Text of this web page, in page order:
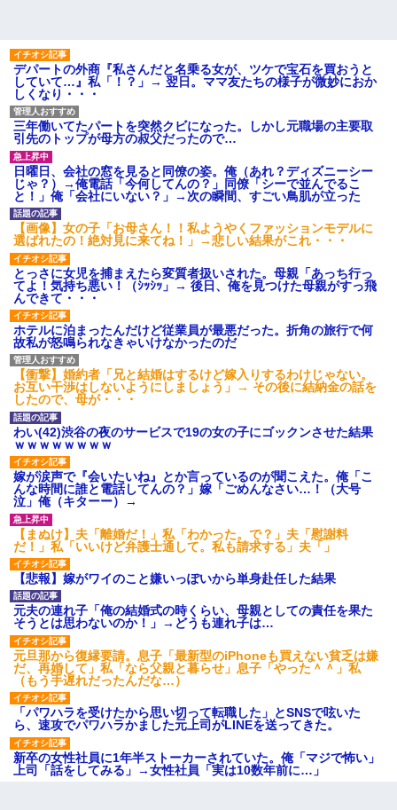
デパートの外商『私さんだと名乗る女が、ツケで宝石を買おうと
していて…』私「！？」→ 翌日。ママ友たちの様子が微妙におか
しくなり・・・
三年働いてたパートを突然クビになった。しかし元職場の主要取
引先のトップが母方の叔父だったので…
日曜日、会社の窓を見ると同僚の姿。俺（あれ？ディズニーシー
じゃ？）→俺電話「今何してんの？」同僚「シーで並んでるこ
と！」俺「会社にいない？」→次の瞬間、すごい鳥肌が立った
【画像】女の子「お母さん！！私ようやくファッションモデルに
選ばれたの！絶対見に来てね！」→悲しい結果がこれ・・・
とっさに女児を捕まえたら変質者扱いされた。母親「あっち行っ
てよ！気持ち悪い！（ｼｯｼｯ」→ 後日、俺を見つけた母親がすっ飛
んできて・・・
ホテルに泊まったんだけど従業員が最悪だった。折角の旅行で何
故私が怒鳴られなきゃいけなかったのだ
【衝撃】婚約者「兄と結婚はするけど嫁入りするわけじゃない。
お互い干渉はしないようにしましょう」→ その後に結納金の話を
したので、母が・・・
わい(42)渋谷の夜のサービスで19の女の子にゴックンさせた結果
ｗｗｗｗｗｗｗｗ
嫁が涙声で『会いたいね』とか言っているのが聞こえた。俺「こ
んな時間に誰と電話してんの？」嫁「ごめんなさい…！（大号
泣」俺（キターー）→
【まぬけ】夫「離婚だ！」私「わかった。で？」夫「慰謝料
だ！」私「いいけど弁護士通して。私も請求する」夫「」
【悲報】嫁がワイのこと嫌いっぽいから単身赴任した結果
元夫の連れ子「俺の結婚式の時くらい、母親としての責任を果た
そうとは思わないのか！」→どうも連れ子は…
元旦那から復縁要請。息子「最新型のiPhoneも買えない貧乏は嫌
だ、再婚して」私「なら父親と暮らせ」息子「やった＾＾」私
（もう手遅れだったんだな…）
「パワハラを受けたから思い切って転職した」とSNSで呟いた
ら、速攻でパワハラかました元上司がLINEを送ってきた。
新卒の女性社員に1年半ストーカーされていた。俺「マジで怖い」
上司「話をしてみる」→女性社員「実は10数年前に…」